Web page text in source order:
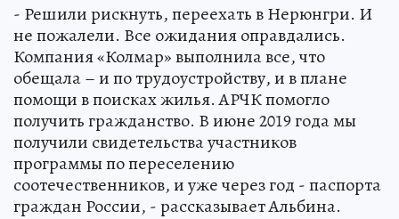
- Решили рискнуть, переехать в Нерюнгри. И
не пожалели. Все ожидания оправдались.
Компания «Колмар» выполнила все, что
обещала – и по трудоустройству, и в плане
помощи в поисках жилья. АРЧК помогло
получить гражданство. В июне 2019 года мы
получили свидетельства участников
программы по переселению
соотечественников, и уже через год - паспорта
граждан России, - рассказывает Альбина.